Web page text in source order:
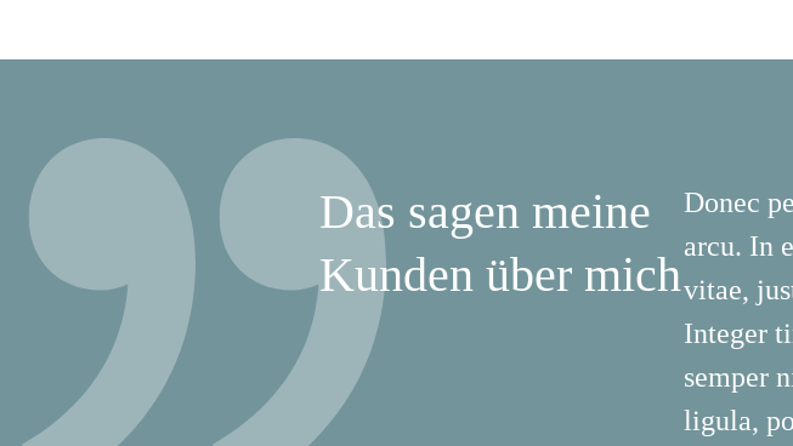
Das sagen meine
Kunden über mich
Donec
arcu. In
vitae,
Integer
semper
ligula,